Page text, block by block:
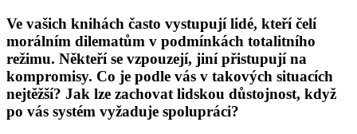
Ve vašich knihách často vystupují lidé, kteří čelí
morálním dilematům v podmínkách totalitního
režimu. Někteří se vzpouzejí, jiní přistupují na
kompromisy. Co je podle vás v takových situacích
nejtěžší? Jak lze zachovat lidskou důstojnost, když
po vás systém vyžaduje spolupráci?